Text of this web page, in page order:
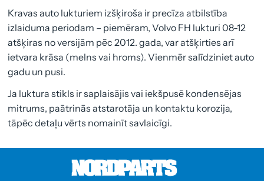
Kravas auto lukturiem izšķiroša ir precīza atbilstība
izlaiduma periodam – piemēram, Volvo FH lukturi 08-12
atšķiras no versijām pēc 2012. gada, var atšķirties arī
ietvara krāsa (melns vai hroms). Vienmēr salīdziniet auto
gadu un pusi.
Ja luktura stikls ir saplaisājis vai iekšpusē kondensējas
mitrums, paātrinās atstarotāja un kontaktu korozija,
tāpēc detaļu vērts nomainīt savlaicīgi.